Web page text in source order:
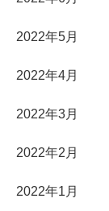
2022年5月
2022年4月
2022年3月
2022年2月
2022年1月